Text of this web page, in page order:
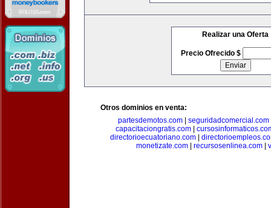
Realizar una Oferta
Precio Ofrecido $
Otros dominios en venta:
partesdemotos.com| seguridadcomercial.com
capacitaciongratis.com|
directorioecuatoriano.com
monetizate.com
recursosenlinea.com